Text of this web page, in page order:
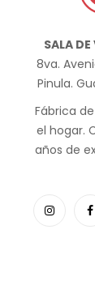
SALA
8va.
Pinula.
Fábrica
el hogar.
años de